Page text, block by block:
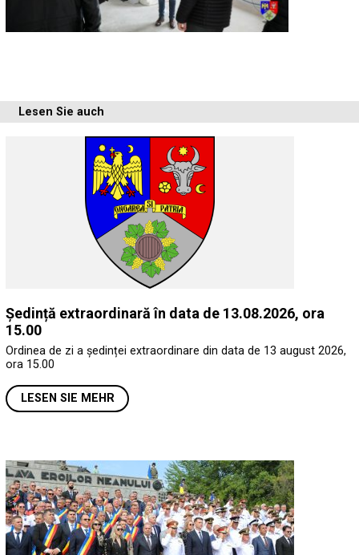
Lesen Sie auch
Ședință extraordinară în data de 13.08.2026, ora
15.00
Ordinea de zi a ședinței extraordinare din data de 13 august 2026,
ora 15.00
LESEN SIE MEHR